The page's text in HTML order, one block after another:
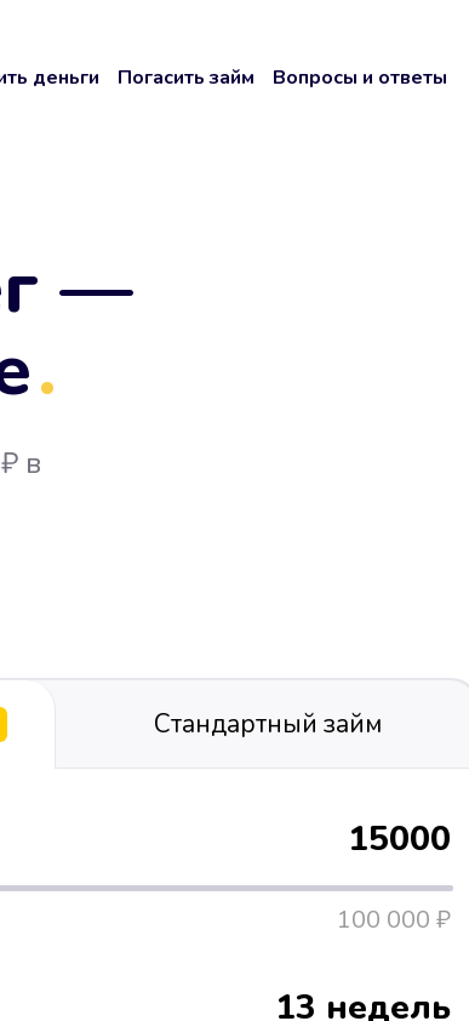
деньги Погасить займ Вопросы и ответы
—
.
в
Стандартный займ
15000
100 000 ₽
13 недель